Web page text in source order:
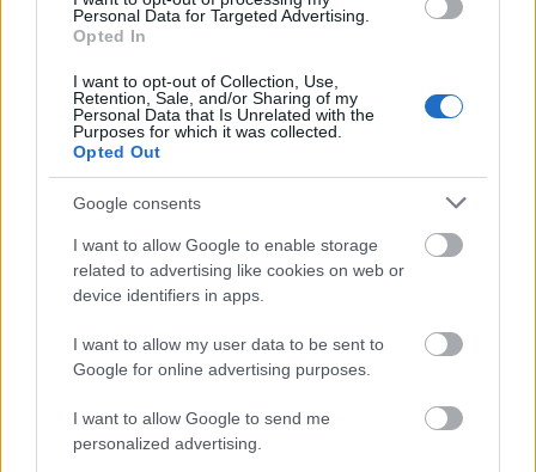
Personal Data for Targeted Advertising.
Opted In
I want to opt-out of Collection, Use,
Retention, Sale, and/or Sharing of my
Personal Data that Is Unrelated with the
Purposes for which it was collected.
Opted Out
Google consents
I want to allow Google to enable storage
related to advertising like cookies on web or
device identifiers in apps.
I want to allow my user data to be sent to
Google for online advertising purposes.
I want to allow Google to send me
personalized advertising.